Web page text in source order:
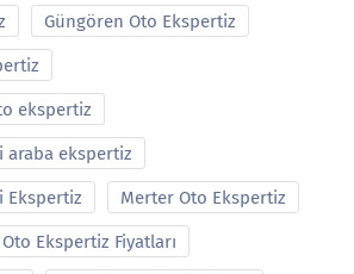
Güngören Oto Ekspertiz
ekspertiz
araba ekspertiz
Ekspertiz Merter Oto Ekspertiz
Oto Ekspertiz Fiyatları